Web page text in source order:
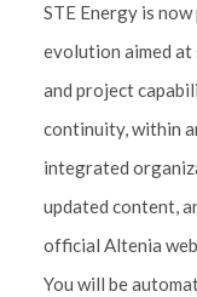
STE Energy is
evolution aimed
and project
continuity, within
integrated
updated content,
official Altenia
You will be